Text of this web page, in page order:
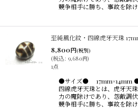
競争相手に勝ち、事故を除
至純風化紋・四線虎牙天珠
8,800円(税別)
(税込: 9,680円)
1点
●サイズ● 17mm×14mm
四線虎牙天珠とは、虎牙天
力の魔除けであり、怨敵調
競争相手に勝ち、事故を除